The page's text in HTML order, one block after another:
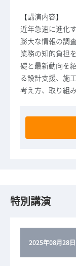
【講演内容】
近年急速に進化
膨大な情報の調
業務の知的負担
礎と最新動向を
る設計支援、施
考え方、取り組
特別講演
2025年08月28日